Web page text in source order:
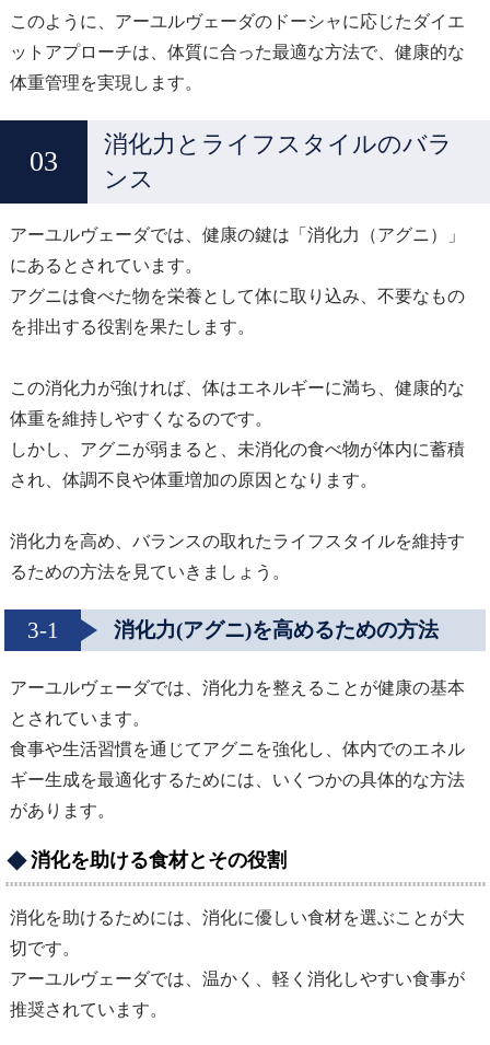
このように、アーユルヴェーダのドーシャに応じたダイエ
ットアプローチは、体質に合った最適な方法で、健康的な
体重管理を実現します。
消化力とライフスタイルのバラ
ンス
アーユルヴェーダでは、健康の鍵は「消化力（アグニ）」
にあるとされています。
アグニは食べた物を栄養として体に取り込み、不要なもの
を排出する役割を果たします。
この消化力が強ければ、体はエネルギーに満ち、健康的な
体重を維持しやすくなるのです。
しかし、アグニが弱まると、未消化の食べ物が体内に蓄積
され、体調不良や体重増加の原因となります。
消化力を高め、バランスの取れたライフスタイルを維持す
るための方法を見ていきましょう。
3-1 消化力(アグニ)を高めるための方法
アーユルヴェーダでは、消化力を整えることが健康の基本
とされています。
食事や生活習慣を通じてアグニを強化し、体内でのエネル
ギー生成を最適化するためには、いくつかの具体的な方法
があります。
消化を助ける食材とその役割
消化を助けるためには、消化に優しい食材を選ぶことが大
切です。
アーユルヴェーダでは、温かく、軽く消化しやすい食事が
推奨されています。